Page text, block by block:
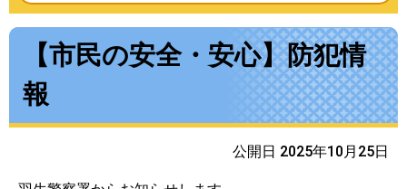
【市民の安全・安心】防犯情
報
公開日 2025年10月25日